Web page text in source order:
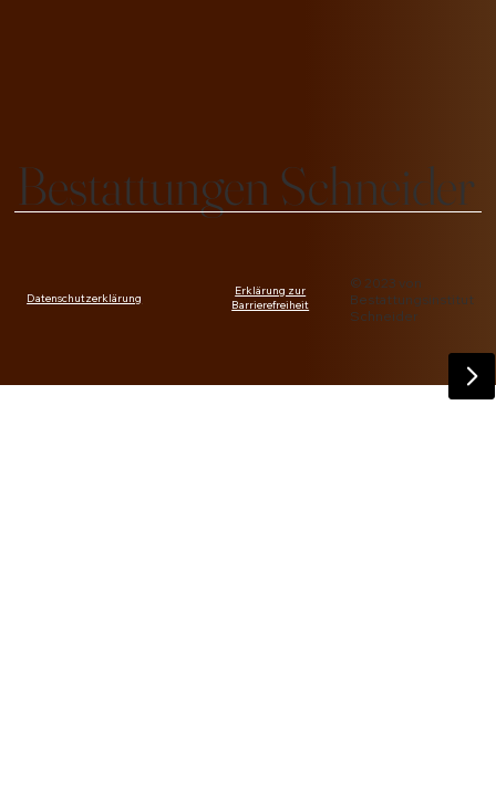
Bestattungen Schneider
Datenschutzerklärung
Erklärung zur
Barrierefreiheit
© 2023 von
Bestattungsinstitut
Schneider